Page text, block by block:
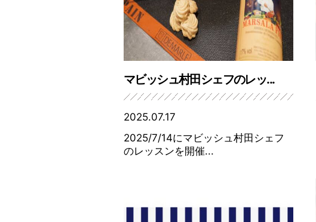
マビッシュ村田シェフのレッ...
2025.07.17
2025/7/14にマビッシュ村田シェフ
のレッスンを開催...